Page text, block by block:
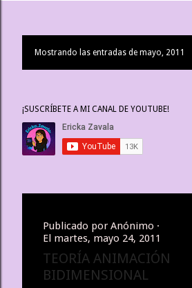
E
t
r
d
Mostrando las entradas de mayo, 2011
¡SUSCRÍBETE A MI CANAL DE YOUTUBE!
Publicado porAnónimo
El martes, mayo 24, 2011
TEORÍA ANIMACIÓN
BIDIMENSIONAL